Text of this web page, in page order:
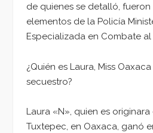
de quienes se detalló,
elementos de la Policía
Especializada en Combate al
¿Quién es Laura, Miss
secuestro?
Laura «N», quien es
Tuxtepec, en Oaxaca, ganó